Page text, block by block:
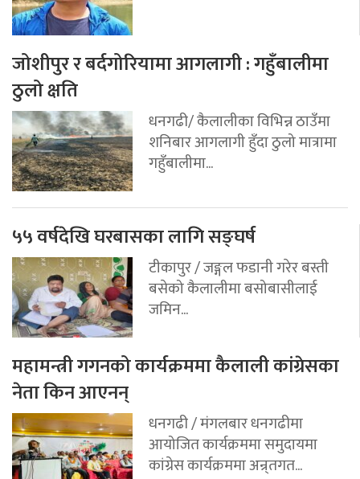
जोशीपुर र बर्दगोरियामा आगलागी : गहुँबालीमा
ठुलो क्षति
धनगढी/ कैलालीका विभिन्न ठाउँमा
शनिबार आगलागी हुँदा ठुलो मात्रामा
गहुँबालीमा...
५५ वर्षदेखि घरबासका लागि सङ्घर्ष
टीकापुर / जङ्गल फडानी गरेर बस्ती
बसेको कैलालीमा बसोबासीलाई
जमिन...
महामन्त्री गगनको कार्यक्रममा कैलाली कांग्रेसका
नेता किन आएनन्
धनगढी / मंगलबार धनगढीमा
आयोजित कार्यक्रममा समुदायमा
कांग्रेस कार्यक्रममा अन्र्तगत...